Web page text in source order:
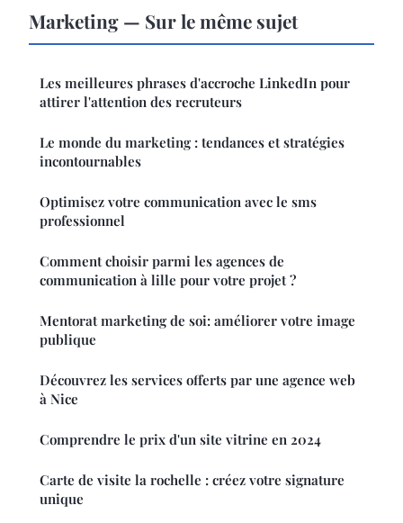
Marketing — Sur le même sujet
Les meilleures phrases d'accroche LinkedIn pour
attirer l'attention des recruteurs
Le monde du marketing : tendances et stratégies
incontournables
Optimisez votre communication avec le sms
professionnel
Comment choisir parmi les agences de
communication à lille pour votre projet ?
Mentorat marketing de soi: améliorer votre image
publique
Découvrez les services offerts par une agence web
à Nice
Comprendre le prix d'un site vitrine en 2024
Carte de visite la rochelle : créez votre signature
unique